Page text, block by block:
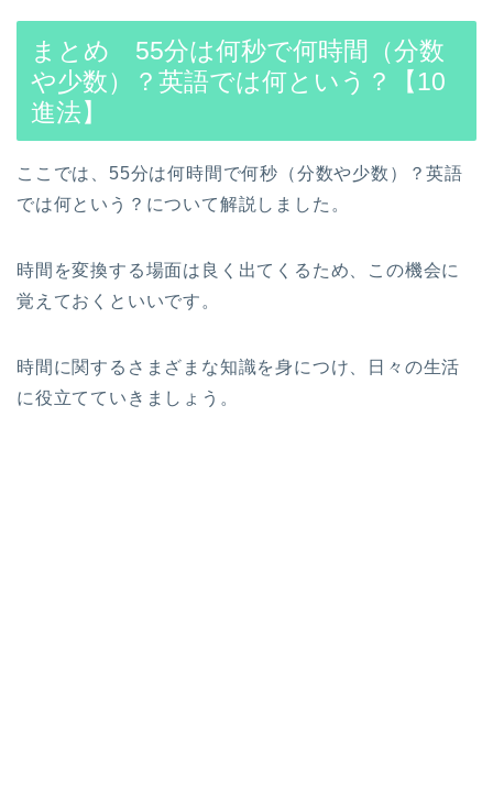
まとめ 55分は何秒で何時間（分数
や少数）？英語では何という？【10
進法】
ここでは、55分は何時間で何秒（分数や少数）？英語
では何という？について解説しました。
時間を変換する場面は良く出てくるため、この機会に
覚えておくといいです。
時間に関するさまざまな知識を身につけ、日々の生活
に役立てていきましょう。